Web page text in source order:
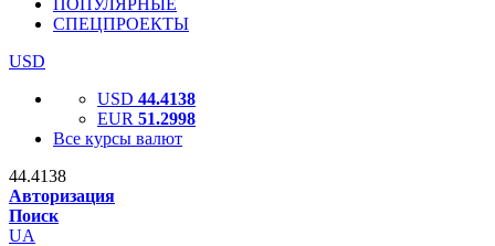
ПОПУЛЯРНЫЕ
СПЕЦПРОЕКТЫ
USD
USD 44.4138
EUR 51.2998
Все курсы валют
44.4138
Авторизация
Поиск
UA